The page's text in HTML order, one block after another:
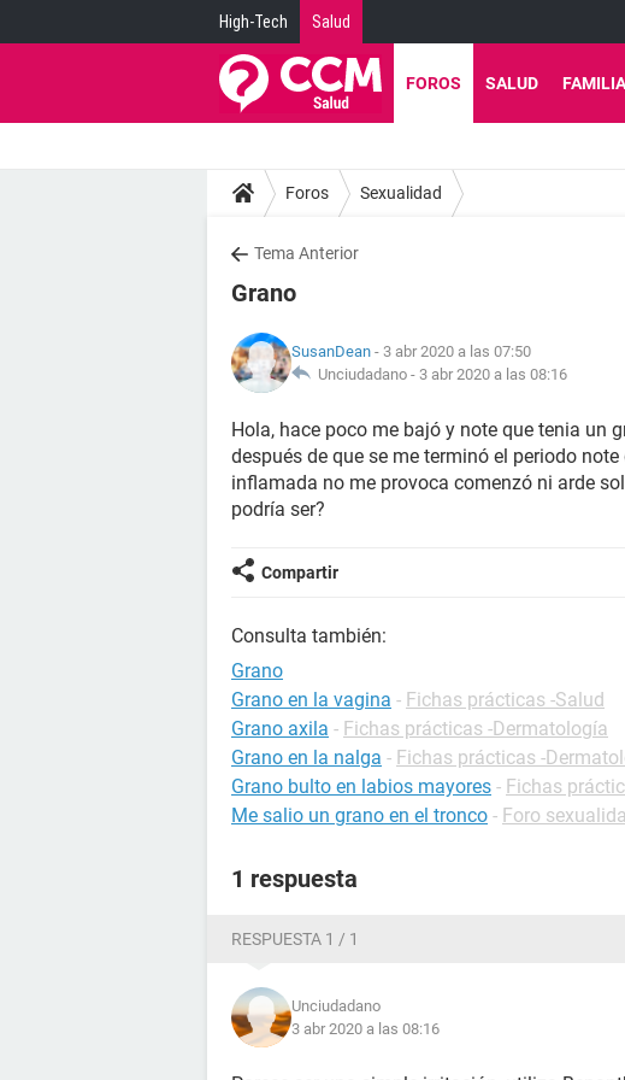
High-Tech Salud
FOROS SALUD FAMILIA
Foros Sexualidad
Tema Anterior
Grano
SusanDean - 3 abr 2020 a las 07:50
Unciudadano - 3 abr 2020 a las 08:16
Hola, hace poco me bajó y note que tenia un
después de que se me terminó el periodo
inflamada no me provoca comenzó ni arde
podría ser?
Compartir
Consulta también:
Grano
Grano en la vagina - Fichas prácticas -Salud
Grano axila - Fichas prácticas -Dermatología
Grano en la nalga - Fichas prácticas -
Grano bulto en labios mayores - Fichas
Me salio un grano en el tronco - Foro
1 respuesta
RESPUESTA 1 / 1
Unciudadano
3 abr 2020 a las 08:16